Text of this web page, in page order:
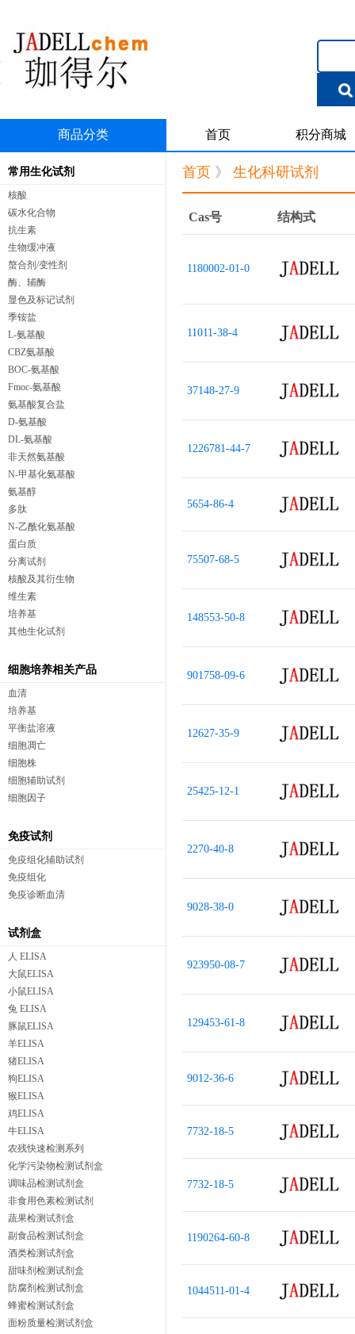
商品分类 首页 积分商城
常用生化试剂
核酸
碳水化合物
抗生素
生物缓冲液
螯合剂/变性剂
酶、辅酶
显色及标记试剂
季铵盐
L-氨基酸
CBZ氨基酸
BOC-氨基酸
Fmoc-氨基酸
氨基酸复合盐
D-氨基酸
DL-氨基酸
非天然氨基酸
N-甲基化氨基酸
氨基醇
多肽
N-乙酰化氨基酸
蛋白质
分离试剂
核酸及其衍生物
维生素
培养基
其他生化试剂
细胞培养相关产品
血清
培养基
平衡盐溶液
细胞凋亡
细胞株
细胞辅助试剂
细胞因子
免疫试剂
免疫组化辅助试剂
免疫组化
免疫诊断血清
试剂盒
人 ELISA
大鼠ELISA
小鼠ELISA
兔 ELISA
豚鼠ELISA
羊ELISA
猪ELISA
狗ELISA
猴ELISA
鸡ELISA
牛ELISA
农残快速检测系列
化学污染物检测试剂盒
调味品检测试剂盒
非食用色素检测试剂
蔬果检测试剂盒
副食品检测试剂盒
酒类检测试剂盒
甜味剂检测试剂盒
防腐剂检测试剂盒
蜂蜜检测试剂盒
面粉质量检测试剂盒
首页 》 生化科研试剂
Cas号 结构式
1180002-01-0
11011-38-4
37148-27-9
1226781-44-7
5654-86-4
75507-68-5
148553-50-8
901758-09-6
12627-35-9
25425-12-1
2270-40-8
9028-38-0
923950-08-7
129453-61-8
9012-36-6
7732-18-5
7732-18-5
1190264-60-8
1044511-01-4